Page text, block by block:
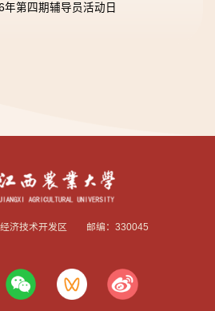
年第四期辅导员活动日
经济技术开发区 邮编：330045